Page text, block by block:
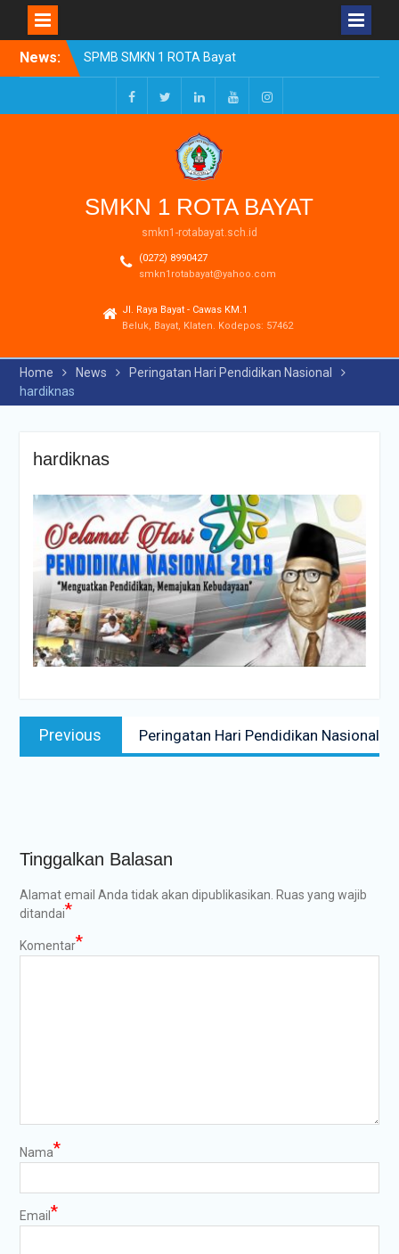
News:
SPMB SMKN 1 ROTA Bayat
Tahun Ajaran 2026/2027
Resmi Dibuka
Pengumuman Kelulusan
Tahun Ajaran 2025-2026
Realisasi Dana BOSP
Reguler Tahap 1 Tahun
FacebookTwitterLinkedInYoutubeInstagram
SMKN 1 ROTA BAYAT
smkn1-rotabayat.sch.id
(0272) 8990427
smkn1rotabayat@yahoo.com
Jl. Raya Bayat - Cawas KM.1
Beluk, Bayat, Klaten. Kodepos: 57462
Home News
Peringatan Hari Pendidikan Nasional
hardiknas
hardiknas
Navigasi
posPrevious
post:
Peringatan Hari Pendidikan Nasional
Tinggalkan Balasan
Alamat email Anda tidak akan dipublikasikan. Ruas yang wajib
ditandai*
Komentar*
Nama*
Email *